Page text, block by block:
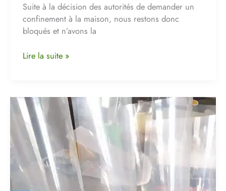
Suite à la décision des autorités de demander un
confinement à la maison, nous restons donc
bloqués et n’avons la
Lire la suite »
Les
visières
COVID-
19